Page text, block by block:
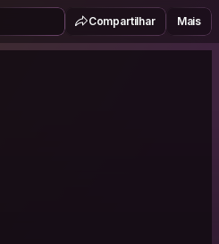
Compartilhar Mais